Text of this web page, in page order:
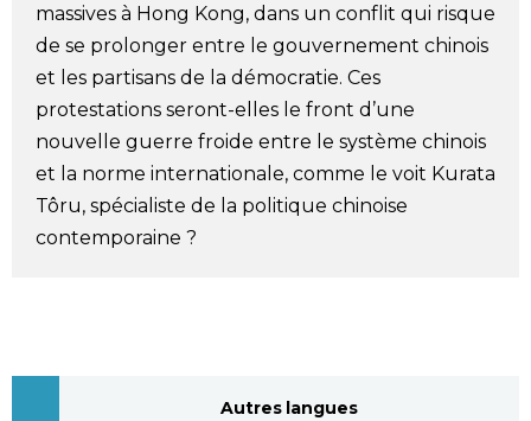
Gastronomie
Le japonais
En plus
Données
Personnages
massives à Hong Kong, dans un conflit qui risque
de se prolonger entre le gouvernement chinois
et les partisans de la démocratie. Ces
protestations seront-elles le front d’une
nouvelle guerre froide entre le système chinois
et la norme internationale, comme le voit Kurata
Tôru, spécialiste de la politique chinoise
contemporaine ?
Autres langues